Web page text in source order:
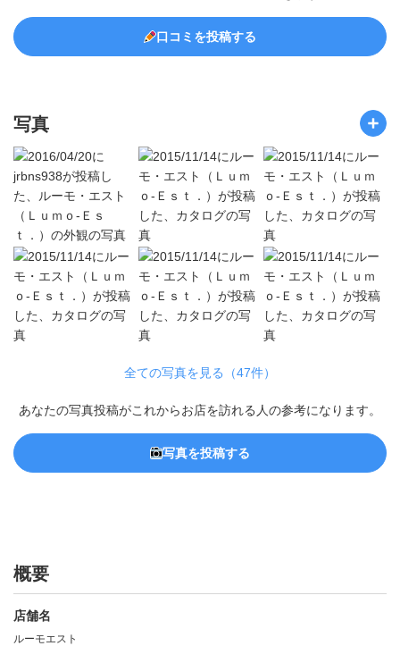
口コミを投稿する
写真
全ての写真を見る（47件）
あなたの写真投稿がこれからお店を訪れる人の参考になります。
写真を投稿する
概要
店舗名
ルーモエスト